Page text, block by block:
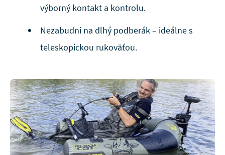
výborný kontakt a kontrolu.
Nezabudni na dlhý podberák – ideálne s
teleskopickou rukoväťou.